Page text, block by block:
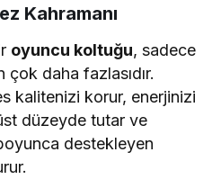
Kahramanı
oyuncu koltuğu, sadece
daha fazlasıdır.
kalitenizi korur, enerjinizi
düzeyde tutar ve
destekleyen